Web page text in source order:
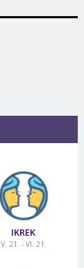
IKREK
V. 21. - VI. 21.